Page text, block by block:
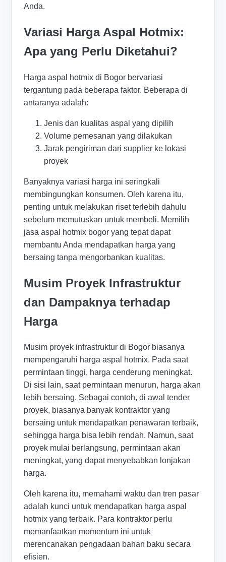
Anda.
Variasi Harga Aspal Hotmix:
Apa yang Perlu Diketahui?
Harga aspal hotmix di Bogor bervariasi
tergantung pada beberapa faktor. Beberapa di
antaranya adalah:
Jenis dan kualitas aspal yang dipilih
Volume pemesanan yang dilakukan
Jarak pengiriman dari supplier ke lokasi
proyek
Banyaknya variasi harga ini seringkali
membingungkan konsumen. Oleh karena itu,
penting untuk melakukan riset terlebih dahulu
sebelum memutuskan untuk membeli. Memilih
jasa aspal hotmix bogor yang tepat dapat
membantu Anda mendapatkan harga yang
bersaing tanpa mengorbankan kualitas.
Musim Proyek Infrastruktur
dan Dampaknya terhadap
Harga
Musim proyek infrastruktur di Bogor biasanya
mempengaruhi harga aspal hotmix. Pada saat
permintaan tinggi, harga cenderung meningkat.
Di sisi lain, saat permintaan menurun, harga akan
lebih bersaing. Sebagai contoh, di awal tender
proyek, biasanya banyak kontraktor yang
bersaing untuk mendapatkan penawaran terbaik,
sehingga harga bisa lebih rendah. Namun, saat
proyek mulai berlangsung, permintaan akan
meningkat, yang dapat menyebabkan lonjakan
harga.
Oleh karena itu, memahami waktu dan tren pasar
adalah kunci untuk mendapatkan harga aspal
hotmix yang terbaik. Para kontraktor perlu
memanfaatkan momentum ini untuk
merencanakan pengadaan bahan baku secara
efisien.